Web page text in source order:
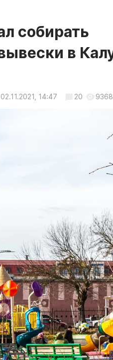
собирать
в
02.11.2021, 14:47 20 9368